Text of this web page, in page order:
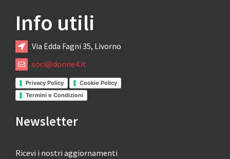
Info utili
Via Edda Fagni 35, Livorno
soci@donne4.it
Privacy Policy
Cookie Policy
Termini e Condizioni
Newsletter
Ricevi i nostri aggiornamenti